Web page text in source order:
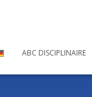
ABC DISCIPLINAIRE